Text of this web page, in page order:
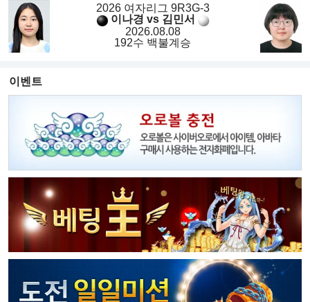
2026 여자리그 9R3G-3
이나경 vs 김민서
2026.08.08
192수 백불계승
이벤트